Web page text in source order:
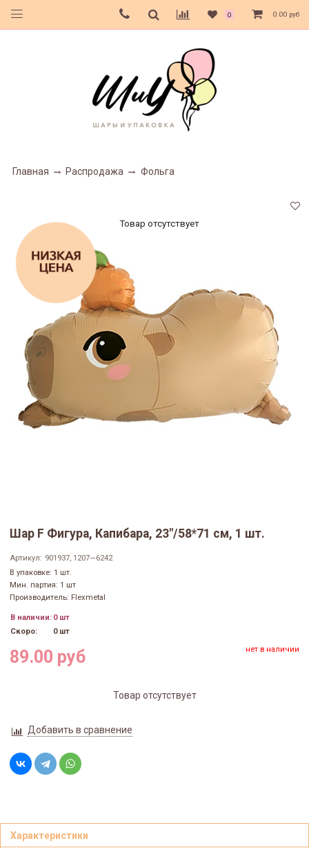
0 0.00 руб
Главная Распродажа Фольга
Товар отсутствует
Шар F Фигура, Капибара, 23"/58*71 см, 1 шт.
Артикул: 901937, 1207—6242
В упаковке: 1 шт.
Мин. партия: 1 шт
Производитель: Flexmetal
В наличии: 0 шт
Скоро:
0 шт
89.00 руб нет в наличии
Товар отсутствует
Добавить в сравнение
Характеристики